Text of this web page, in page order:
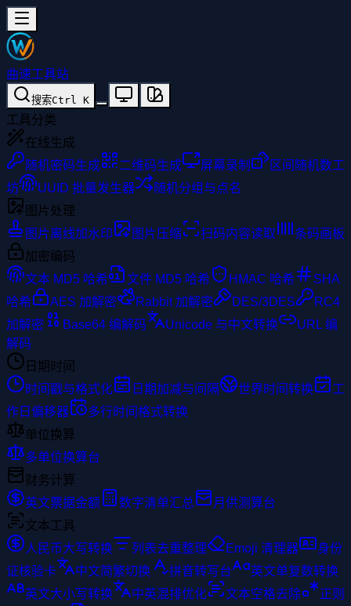
曲速工具站
搜索Ctrl K
工具分类
在线生成
随机密码生成
二维码生成 屏幕录制
区间随机数工
坊
UUID 批量发生器
随机分组与点名
图片处理
图片离线加水印
图片压缩 扫码内容读取
条码画板
加密编码
文本 MD5 哈希
文件 MD5 哈希 HMAC 哈希
SHA
哈希
AES 加解密 Rabbit 加解密 DES/3DES
RC4
加解密
Base64 编解码 Unicode 与中文转换
URL 编
解码
日期时间
时间戳与格式化
日期加减与间隔 世界时间转换
工
作日偏移器
多行时间格式转换
单位换算
多单位换算台
财务计算
英文票据金额
数字清单汇总
月供测算台
文本工具
人民币大写转换
列表去重整理 Emoji 清理器
身份
证核验卡
中文简繁切换 拼音转写台
英文单复数转换
英文大小写转换
中英混排优化 文本空格去除
正则